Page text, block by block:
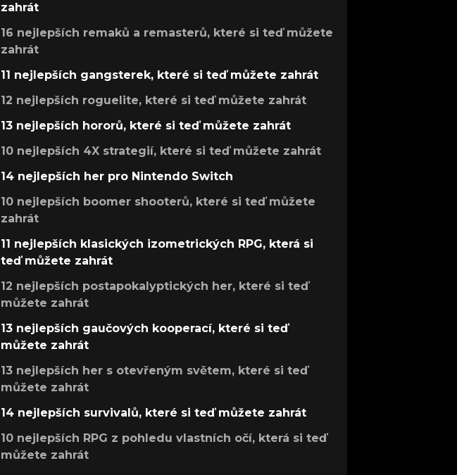
zahrát
16 nejlepších remaků a remasterů, které si teď můžete
zahrát
11 nejlepších gangsterek, které si teď můžete zahrát
12 nejlepších roguelite, které si teď můžete zahrát
13 nejlepších hororů, které si teď můžete zahrát
10 nejlepších 4X strategií, které si teď můžete zahrát
14 nejlepších her pro Nintendo Switch
10 nejlepších boomer shooterů, které si teď můžete
zahrát
11 nejlepších klasických izometrických RPG, která si
teď můžete zahrát
12 nejlepších postapokalyptických her, které si teď
můžete zahrát
13 nejlepších gaučových kooperací, které si teď
můžete zahrát
13 nejlepších her s otevřeným světem, které si teď
můžete zahrát
14 nejlepších survivalů, které si teď můžete zahrát
10 nejlepších RPG z pohledu vlastních očí, která si teď
můžete zahrát